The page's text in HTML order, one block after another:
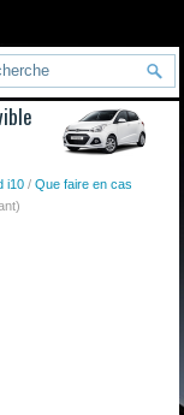
i10 /Que faire en cas